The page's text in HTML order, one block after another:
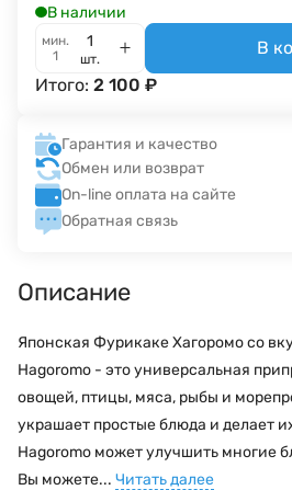
В наличии
мин.
1
шт.
В
Итого: 2 100 ₽
Гарантия и качество
Обмен или возврат
On-line оплата на сайте
Обратная связь
Описание
Японская Фурикаке Хагоромо со
Hagoromo - это универсальная
овощей, птицы, мяса, рыбы и
украшает простые блюда и делает
Hagoromo может улучшить многие
Вы можете... Читать далее